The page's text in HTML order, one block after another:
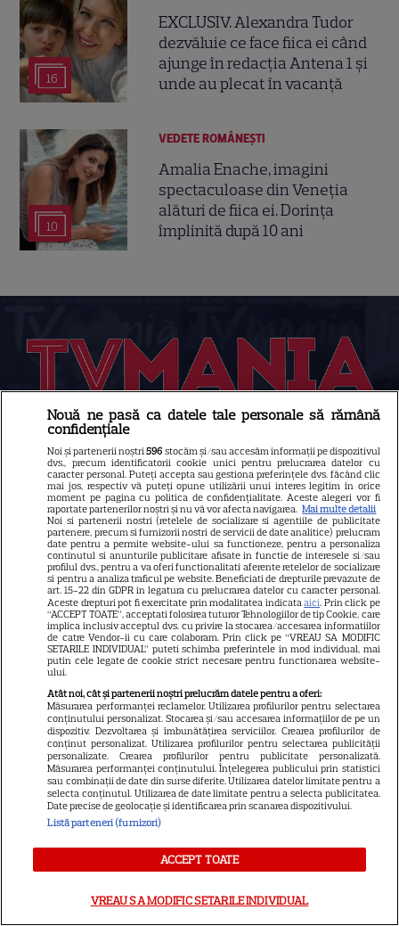
16
EXCLUSIV. Alexandra Tudor
dezvăluie ce face fiica ei când
ajunge în redacția Antena 1 și
unde au plecat în vacanță
10
VEDETE ROMÂNEŞTI
Amalia Enache, imagini
spectaculoase din Veneția
alături de fiica ei. Dorința
împlinită după 10 ani
Contact
Contacte televiziuni
Abonamente
Publicitate
Termeni și condiții
Despre cookies
Politica de confidenţialitate
Sitemap
NUMĂRUL CURENT
ABONEAZA-TE LA REVISTĂ
Libertatea
Libertatea pentru femei
Nouă ne pasă ca datele tale personale să rămână
confidențiale
Noi și partenerii noștri596 stocăm și/sau accesăm informații pe dispozitivul
dvs., precum identificatorii cookie unici pentru prelucrarea datelor cu
caracter personal. Puteți accepta sau gestiona preferințele dvs. făcând clic
mai jos, respectiv vă puteți opune utilizării unui interes legitim în orice
moment pe pagina cu politica de confidențialitate. Aceste alegeri vor fi
raportate partenerilor noștri și nu vă vor afecta navigarea. Mai multe detalii
Noi si partenerii nostri (retelele de socializare si agentiile de publicitate
partenere, precum si furnizorii nostri de servicii de date analitice) prelucram
date pentru a permite website-ului sa functioneze, pentru a personaliza
continutul si anunturile publicitare afisate in functie de interesele si/sau
profilul dvs., pentru a va oferi functionalitati aferente retelelor de socializare
si pentru a analiza traficul pe website. Beneficiati de drepturile prevazute de
art. 15-22 din GDPR in legatura cu prelucrarea datelor cu caracter personal.
Aceste drepturi pot fi exercitate prin modalitatea indicataaici. Prin click pe
“ACCEPT TOATE”, acceptati folosirea tuturor Tehnologiilor de tip Cookie, care
implica inclusiv acceptul dvs. cu privire la stocarea/accesarea informatiilor
de catre Vendor-ii cu care colaboram. Prin click pe “VREAU SA MODIFIC
SETARILE INDIVIDUAL” puteti schimba preferintele in mod individual, mai
putin cele legate de cookie strict necesare pentru functionarea website-
ului.
Atât noi, cât și partenerii noștri prelucrăm datele pentru a oferi:
Măsurarea performanței reclamelor. Utilizarea profilurilor pentru selectarea
conținutului personalizat. Stocarea și/sau accesarea informațiilor de pe un
dispozitiv. Dezvoltarea și îmbunătățirea serviciilor. Crearea profilurilor de
conținut personalizat. Utilizarea profilurilor pentru selectarea publicității
personalizate. Crearea profilurilor pentru publicitate personalizată.
Măsurarea performanței conținutului. Înțelegerea publicului prin statistici
sau combinații de date din surse diferite. Utilizarea datelor limitate pentru a
selecta conținutul. Utilizarea de date limitate pentru a selecta publicitatea.
Date precise de geolocație și identificarea prin scanarea dispozitivului.
Listă parteneri (furnizori)
ACCEPT TOATE
VREAU SA MODIFIC SETARILE INDIVIDUAL